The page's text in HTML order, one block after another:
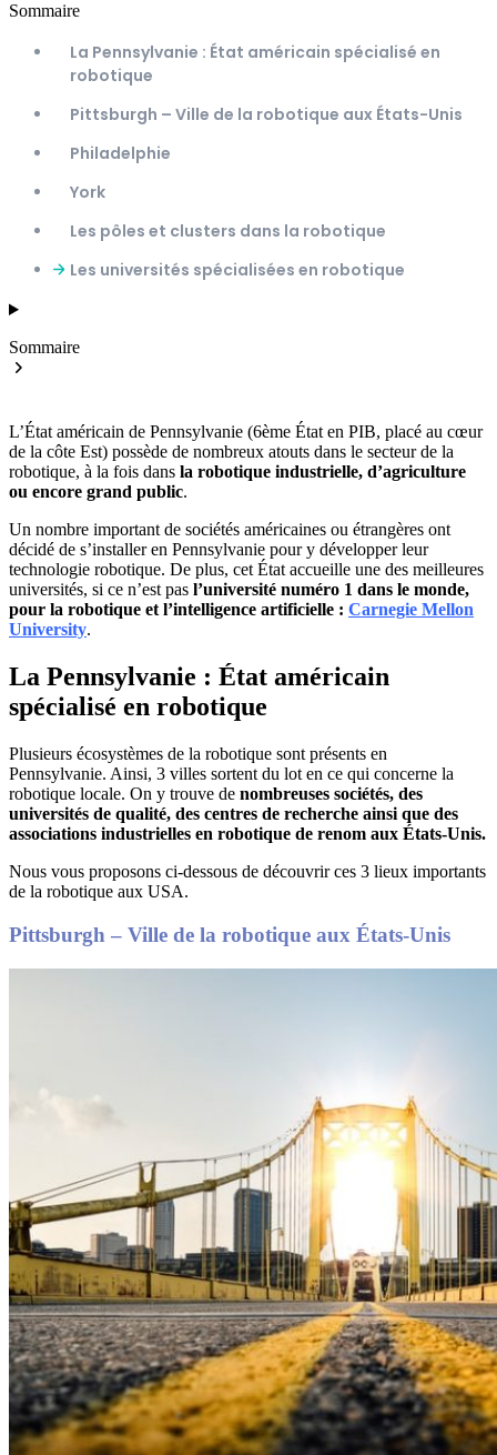
Sommaire
La Pennsylvanie : État américain spécialisé en
robotique
Pittsburgh – Ville de la robotique aux États-Unis
Philadelphie
York
Les pôles et clusters dans la robotique
Les universités spécialisées en robotique
Sommaire
L’État américain de Pennsylvanie (6ème État en PIB, placé au cœur
de la côte Est) possède de nombreux atouts dans le secteur de la
robotique, à la fois dans la robotique industrielle, d’agriculture
ou encore grand public.
Un nombre important de sociétés américaines ou étrangères ont
décidé de s’installer en Pennsylvanie pour y développer leur
technologie robotique. De plus, cet État accueille une des meilleures
universités, si ce n’est pas l’université numéro 1 dans le monde,
pour la robotique et l’intelligence artificielle : Carnegie Mellon
University.
La Pennsylvanie : État américain
spécialisé en robotique
Plusieurs écosystèmes de la robotique sont présents en
Pennsylvanie. Ainsi, 3 villes sortent du lot en ce qui concerne la
robotique locale. On y trouve de nombreuses sociétés, des
universités de qualité, des centres de recherche ainsi que des
associations industrielles en robotique de renom aux États-Unis.
Nous vous proposons ci-dessous de découvrir ces 3 lieux importants
de la robotique aux USA.
Pittsburgh – Ville de la robotique aux États-Unis